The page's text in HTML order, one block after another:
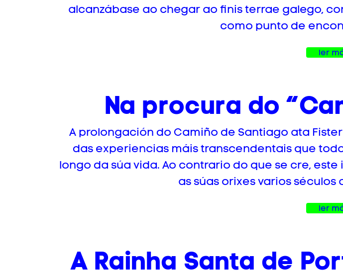
alcanzábase ao chegar ao finis terrae galego,
como punto de
ler
Na procura do
A prolongación do Camiño de Santiago ata
das experiencias máis transcendentais que
longo da súa vida. Ao contrario do que se cre,
as súas orixes varios
ler
A Rainha Santa de